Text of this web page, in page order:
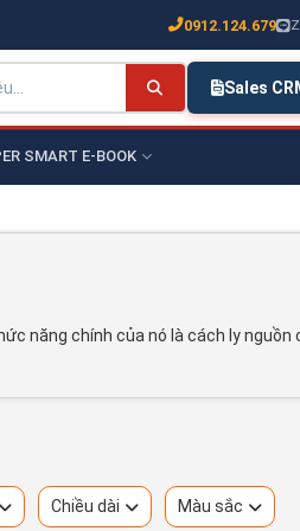
0912.124.679
Sales
SMART E-BOOK
năng chính của nó là cách ly nguồn
Chiều dài Màu sắc